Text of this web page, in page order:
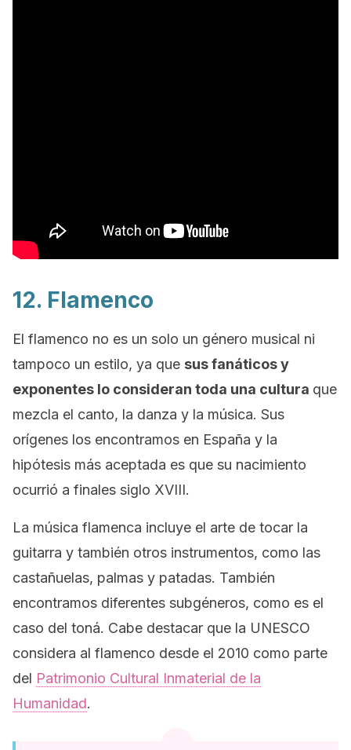
12. Flamenco
El flamenco no es un solo un género musical ni
tampoco un estilo, ya que sus fanáticos y
exponentes lo consideran toda una cultura que
mezcla el canto, la danza y la música. Sus
orígenes los encontramos en España y la
hipótesis más aceptada es que su nacimiento
ocurrió a finales siglo XVIII.
La música flamenca incluye el arte de tocar la
guitarra y también otros instrumentos, como las
castañuelas, palmas y patadas. También
encontramos diferentes subgéneros, como es el
caso del toná. Cabe destacar que la UNESCO
considera al flamenco desde el 2010 como parte
del Patrimonio Cultural Inmaterial de la
Humanidad.